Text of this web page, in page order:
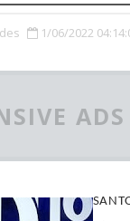
1/06/2022
ADS